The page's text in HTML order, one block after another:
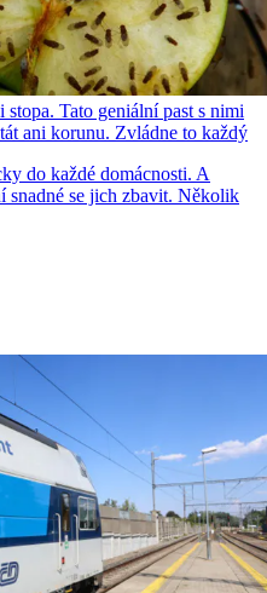
Tato geniální past s nimi
ani korunu. Zvládne to každý
do každé domácnosti. A
snadné se jich zbavit. Několik